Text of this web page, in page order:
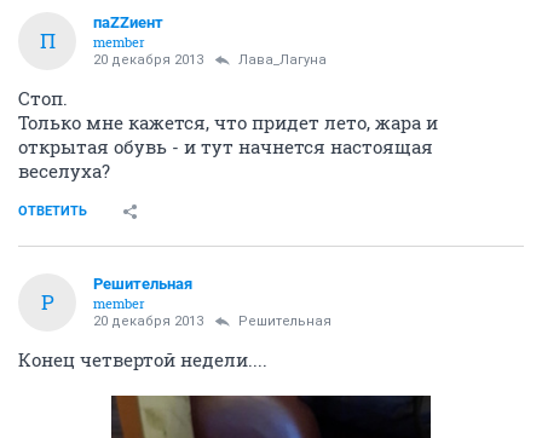
П
паZZиент
member
20 декабря 2013 Лава_Лагуна
Стоп.
Только мне кажется, что придет лето, жара и
открытая обувь - и тут начнется настоящая
веселуха?
ОТВЕТИТЬ
Р
Решительная
member
20 декабря 2013 Решительная
Конец четвертой недели....